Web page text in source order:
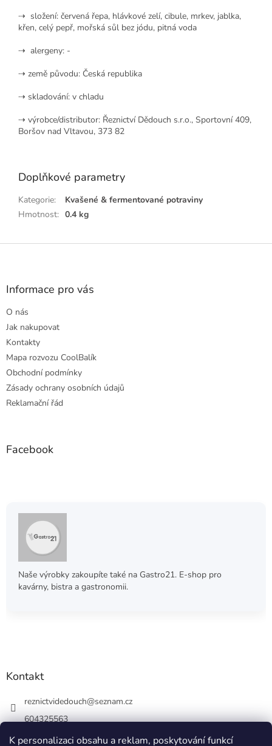
K personalizaci obsahu a reklam, poskytování funkcí
⇢ složení: červená řepa, hlávkové zelí, cibule, mrkev, jablka,
křen, celý pepř, mořská sůl bez jódu, pitná voda
⇢ alergeny: -
⇢ země původu: Česká republika
⇢ skladování: v chladu
⇢ výrobce/distributor: Řeznictví Dědouch s.r.o., Sportovní 409,
Boršov nad Vltavou, 373 82
Doplňkové parametry
Kategorie:
Kvašené & fermentované potraviny
Hmotnost: 0.4 kg
Z
Informace pro vás
O nás
Jak nakupovat
Kontakty
Mapa rozvozu CoolBalík
Obchodní podmínky
Zásady ochrany osobních údajů
Reklamační řád
Facebook
Naše výrobky zakoupíte také na Gastro21. E-shop pro
kavárny, bistra a gastronomii.
Kontakt
reznictvidedouch@seznam.cz
604325563